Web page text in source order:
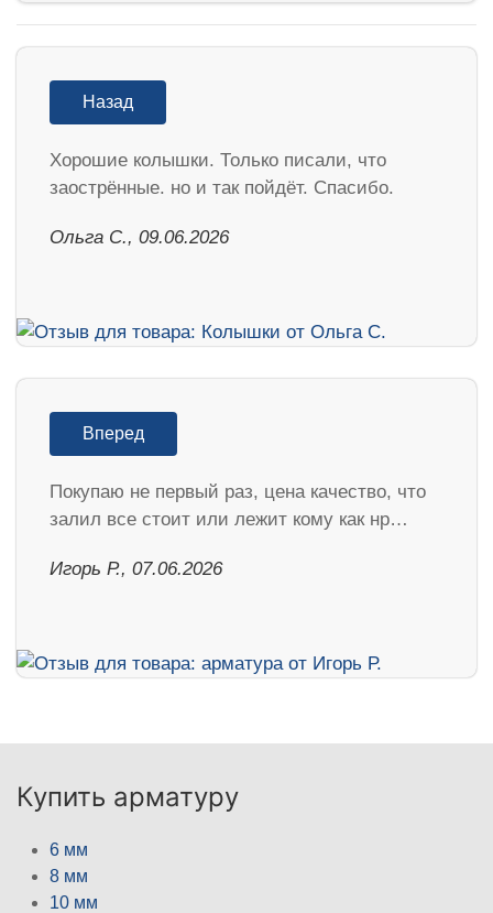
Назад
Хорошие колышки. Только писали, что
заострённые. но и так пойдёт. Спасибо.
Ольга С., 09.06.2026
Вперед
Покупаю не первый раз, цена качество, что
залил все стоит или лежит кому как нр…
Игорь Р., 07.06.2026
Купить арматуру
6 мм
8 мм
10 мм